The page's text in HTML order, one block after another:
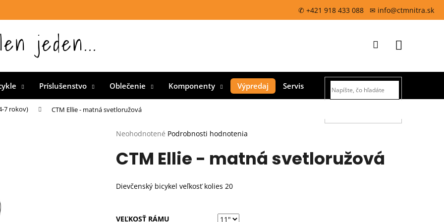
✆ +421 918 433 088 ✉ info@ctmnitra.sk
jeden...
Príslušenstvo Oblečenie Komponenty Výpredaj Servis
Prihlásenie
košík
7 rokov) CTM Ellie - matná svetloružová
Priemerné
produktu
je
5
Neohodnotené Podrobnosti hodnotenia
CTM Ellie - matná svetloružová
Dievčenský bicykel veľkosť kolies 20
VEĽKOSŤ RÁMU